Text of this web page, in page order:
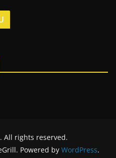
. All rights reserved.
Powered by WordPress.